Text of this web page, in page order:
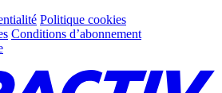
Politique cookies
Conditions d’abonnement